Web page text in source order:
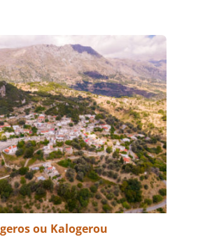
ou Kalogerou